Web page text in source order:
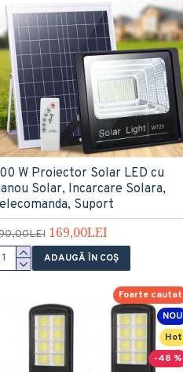
W Proiector Solar LED cu
Solar, Incarcare Solara,
Suport
169,00LEI
ADAUGĂ ÎN COŞ
NOU
Hot
Foarte cautat
-48 %